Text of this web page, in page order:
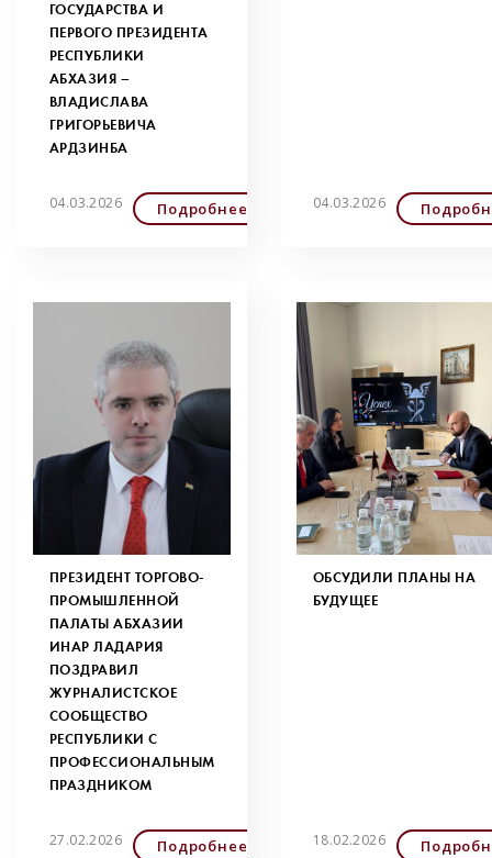
ГОСУДАРСТВА И
ПЕРВОГО ПРЕЗИДЕНТА
РЕСПУБЛИКИ
АБХАЗИЯ –
ВЛАДИСЛАВА
ГРИГОРЬЕВИЧА
АРДЗИНБА
04.03.2026 Подробнее 04.03.2026
ПРЕЗИДЕНТ ТОРГОВО-
ПРОМЫШЛЕННОЙ
ПАЛАТЫ АБХАЗИИ
ИНАР ЛАДАРИЯ
ПОЗДРАВИЛ
ЖУРНАЛИСТСКОЕ
СООБЩЕСТВО
РЕСПУБЛИКИ С
ПРОФЕССИОНАЛЬНЫМ
ПРАЗДНИКОМ
27.02.2026 Подробнее
ОБСУДИЛИ ПЛАНЫ НА
БУДУЩЕЕ
18.02.2026